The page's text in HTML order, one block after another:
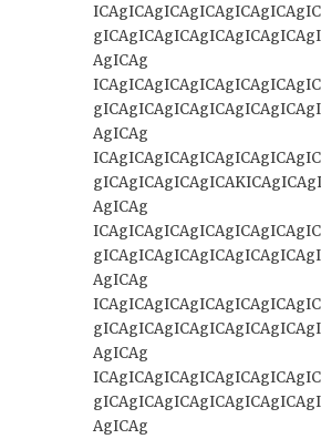
AgICAg
AgICAg
AgICAg
AgICAg
AgICAg
AgICAg